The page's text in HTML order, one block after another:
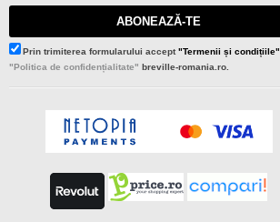
ABONEAZĂ-TE
Prin trimiterea formularului accept"Termenii și condițiile"
"Politica de confidențialitate" breville-romania.ro.